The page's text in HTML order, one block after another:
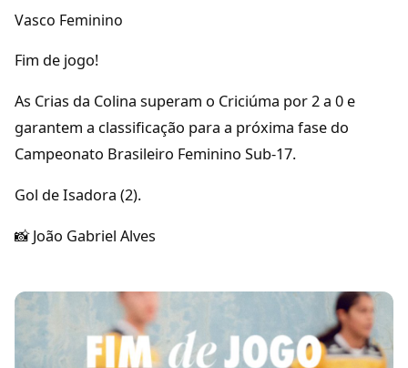
Vasco Feminino
Fim de jogo!
As Crias da Colina superam o Criciúma por 2 a 0 e
garantem a classificação para a próxima fase do
Campeonato Brasileiro Feminino Sub-17.
Gol de Isadora (2).
📸 João Gabriel Alves